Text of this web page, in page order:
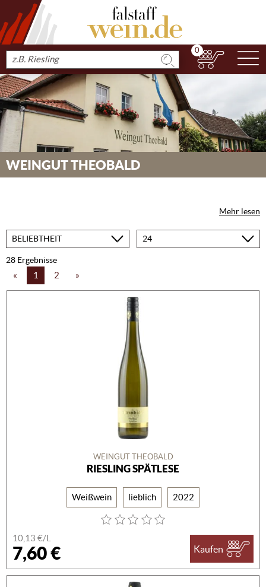
Produkt
suchen
0
WEINGUT THEOBALD
Mehr lesen
Sortieren
Produkte
28 Ergebnisse
« 1 2 »
WEINGUT THEOBALD
RIESLING SPÄTLESE
Weißwein lieblich 2022
10,13 €/L
7,60 € Kaufen